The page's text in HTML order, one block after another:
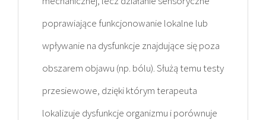
poprawiające funkcjonowanie lokalne lub
wpływanie na dysfunkcje znajdujące się poza
obszarem objawu (np. bólu). Służą temu testy
przesiewowe, dzięki którym terapeuta
lokalizuje dysfunkcje organizmu i porównuje